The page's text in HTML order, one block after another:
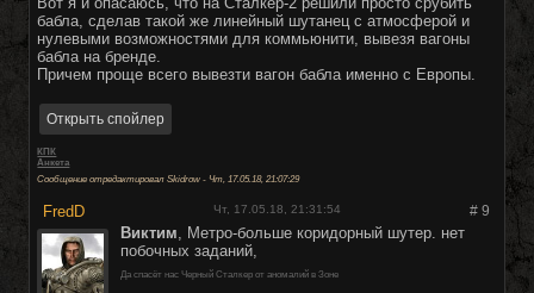
бабла, сделав такой же линейный шутанец с атмосферой и
нулевыми возможностями для коммьюнити, вывезя вагоны
бабла на бренде.
Причем проще всего вывезти вагон бабла именно с Европы.
КПК
Анкета
Сообщение отредактировалSkidrow -Чт, 17.05.18, 21:07:29
FredD #9
Чт, 17.05.18, 21:31:54
Виктим , Метро-больше коридорный шутер. нет
побочных заданий,
Да спасёт нас Черный Сталкер от аномалий в Зоне